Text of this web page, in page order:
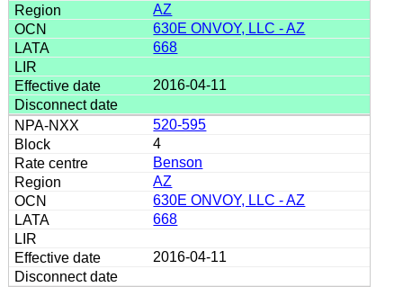
AZ
630E ONVOY, LLC - AZ
668
2016-04-11
520-595
4
Benson
AZ
630E ONVOY, LLC - AZ
668
2016-04-11